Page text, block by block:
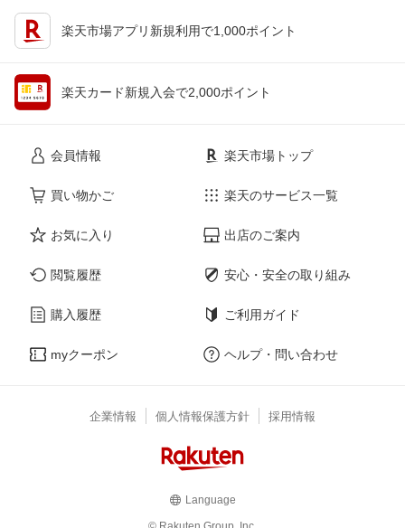
楽天市場アプリ新規利用で1,000ポイント
楽天カード新規入会で2,000ポイント
会員情報
買い物かご
お気に入り
閲覧履歴
購入履歴
myクーポン
楽天市場トップ
楽天のサービス一覧
出店のご案内
安心・安全の取り組み
ご利用ガイド
ヘルプ・問い合わせ
企業情報 個人情報保護方針 採用情報
Language